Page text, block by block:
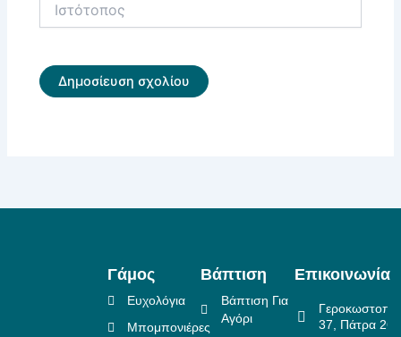
Γάμος
Ευχολόγια
Μπομπονιέρες
Βάπτιση
Βάπτιση Για
Αγόρι
Επικοινωνία
37, Πάτρα